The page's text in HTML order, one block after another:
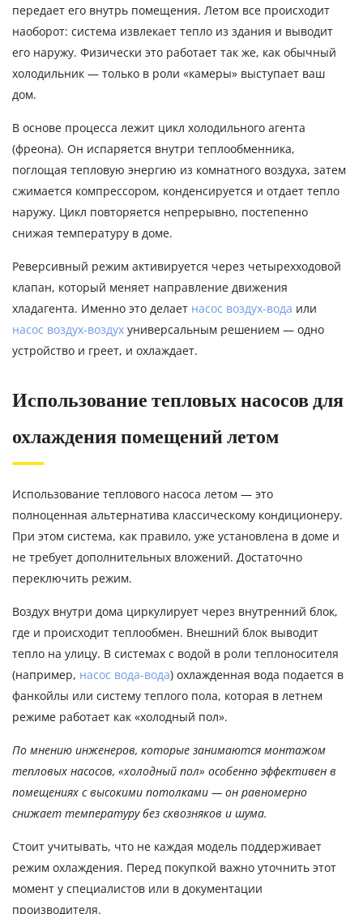
передает его внутрь помещения. Летом все происходит
наоборот: система извлекает тепло из здания и выводит
его наружу. Физически это работает так же, как обычный
холодильник — только в роли «камеры» выступает ваш
дом.
В основе процесса лежит цикл холодильного агента
(фреона). Он испаряется внутри теплообменника,
поглощая тепловую энергию из комнатного воздуха, затем
сжимается компрессором, конденсируется и отдает тепло
наружу. Цикл повторяется непрерывно, постепенно
снижая температуру в доме.
Реверсивный режим активируется через четырехходовой
клапан, который меняет направление движения
хладагента. Именно это делает насос воздух-вода или
насос воздух-воздух универсальным решением — одно
устройство и греет, и охлаждает.
Использование тепловых насосов для
охлаждения помещений летом
Использование теплового насоса летом — это
полноценная альтернатива классическому кондиционеру.
При этом система, как правило, уже установлена в доме и
не требует дополнительных вложений. Достаточно
переключить режим.
Воздух внутри дома циркулирует через внутренний блок,
где и происходит теплообмен. Внешний блок выводит
тепло на улицу. В системах с водой в роли теплоносителя
(например, насос вода-вода) охлажденная вода подается в
фанкойлы или систему теплого пола, которая в летнем
режиме работает как «холодный пол».
По мнению инженеров, которые занимаются монтажом
тепловых насосов, «холодный пол» особенно эффективен в
помещениях с высокими потолками — он равномерно
снижает температуру без сквозняков и шума.
Стоит учитывать, что не каждая модель поддерживает
режим охлаждения. Перед покупкой важно уточнить этот
момент у специалистов или в документации
производителя.